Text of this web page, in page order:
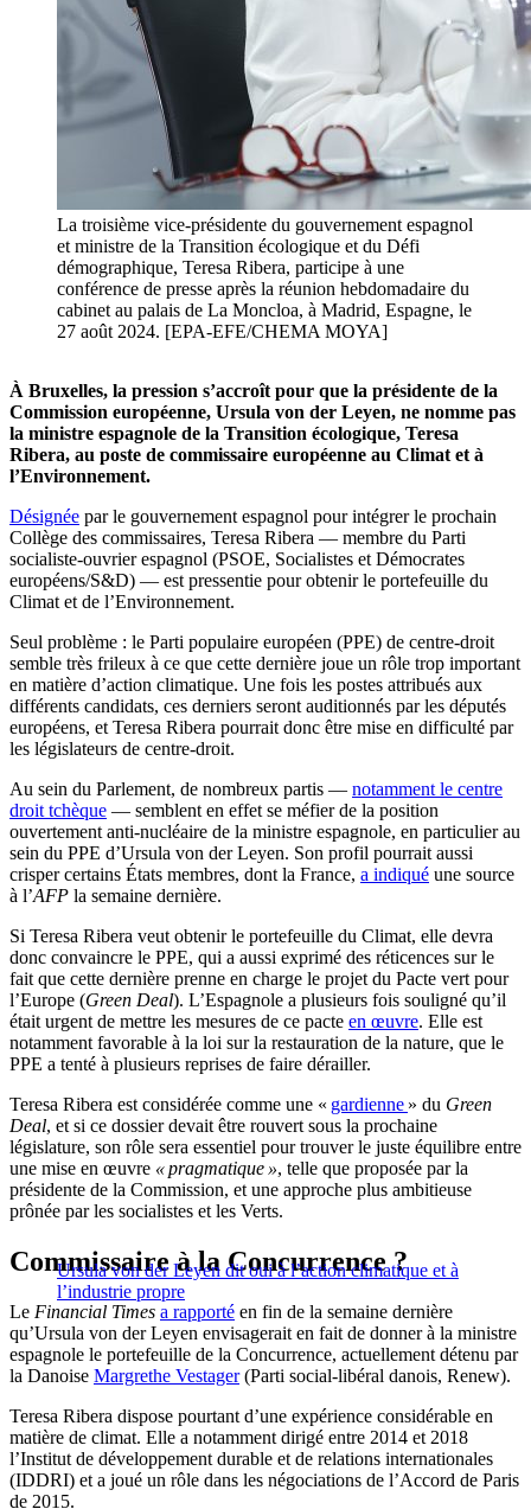
La troisième vice-présidente du gouvernement espagnol
et ministre de la Transition écologique et du Défi
démographique, Teresa Ribera, participe à une
conférence de presse après la réunion hebdomadaire du
cabinet au palais de La Moncloa, à Madrid, Espagne, le
27 août 2024. [EPA-EFE/CHEMA MOYA]
À Bruxelles, la pression s’accroît pour que la présidente de la
Commission européenne, Ursula von der Leyen, ne nomme pas
la ministre espagnole de la Transition écologique, Teresa
Ribera, au poste de commissaire européenne au Climat et à
l’Environnement.
Désignée par le gouvernement espagnol pour intégrer le prochain
Collège des commissaires, Teresa Ribera — membre du Parti
socialiste-ouvrier espagnol (PSOE, Socialistes et Démocrates
européens/S&D) — est pressentie pour obtenir le portefeuille du
Climat et de l’Environnement.
Seul problème : le Parti populaire européen (PPE) de centre-droit
semble très frileux à ce que cette dernière joue un rôle trop important
en matière d’action climatique. Une fois les postes attribués aux
différents candidats, ces derniers seront auditionnés par les députés
européens, et Teresa Ribera pourrait donc être mise en difficulté par
les législateurs de centre-droit.
Au sein du Parlement, de nombreux partis — notamment le centre
droit tchèque — semblent en effet se méfier de la position
ouvertement anti-nucléaire de la ministre espagnole, en particulier au
sein du PPE d’Ursula von der Leyen. Son profil pourrait aussi
crisper certains États membres, dont la France, a indiqué une source
à l’AFP la semaine dernière.
Si Teresa Ribera veut obtenir le portefeuille du Climat, elle devra
donc convaincre le PPE, qui a aussi exprimé des réticences sur le
fait que cette dernière prenne en charge le projet du Pacte vert pour
l’Europe (Green Deal). L’Espagnole a plusieurs fois souligné qu’il
était urgent de mettre les mesures de ce pacte en œuvre. Elle est
notamment favorable à la loi sur la restauration de la nature, que le
PPE a tenté à plusieurs reprises de faire dérailler.
Teresa Ribera est considérée comme une « gardienne » du Green
Deal, et si ce dossier devait être rouvert sous la prochaine
législature, son rôle sera essentiel pour trouver le juste équilibre entre
une mise en œuvre « pragmatique », telle que proposée par la
présidente de la Commission, et une approche plus ambitieuse
prônée par les socialistes et les Verts.
Ursula von der Leyen dit oui à l’action climatique et à
l’industrie propre
Commissaire à la Concurrence ?
Le Financial Times a rapporté en fin de la semaine dernière
qu’Ursula von der Leyen envisagerait en fait de donner à la ministre
espagnole le portefeuille de la Concurrence, actuellement détenu par
la Danoise Margrethe Vestager(Parti social-libéral danois, Renew).
Teresa Ribera dispose pourtant d’une expérience considérable en
matière de climat. Elle a notamment dirigé entre 2014 et 2018
l’Institut de développement durable et de relations internationales
(IDDRI) et a joué un rôle dans les négociations de l’Accord de Paris
de 2015.